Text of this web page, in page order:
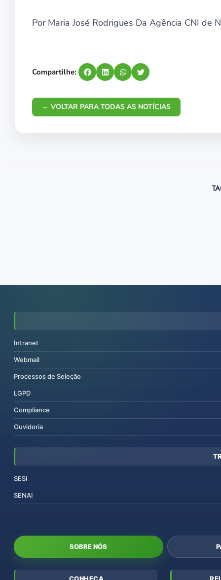
Por Maria José Rodrigues Da Agência CNI de
Compartilhe:
← VOLTAR PARA TODAS AS NOTÍCIAS
Intranet
Webmail
Processos de Seleção
LGPD
Compliance
Ouvidoria
SESI
SENAI
SOBRE NÓS